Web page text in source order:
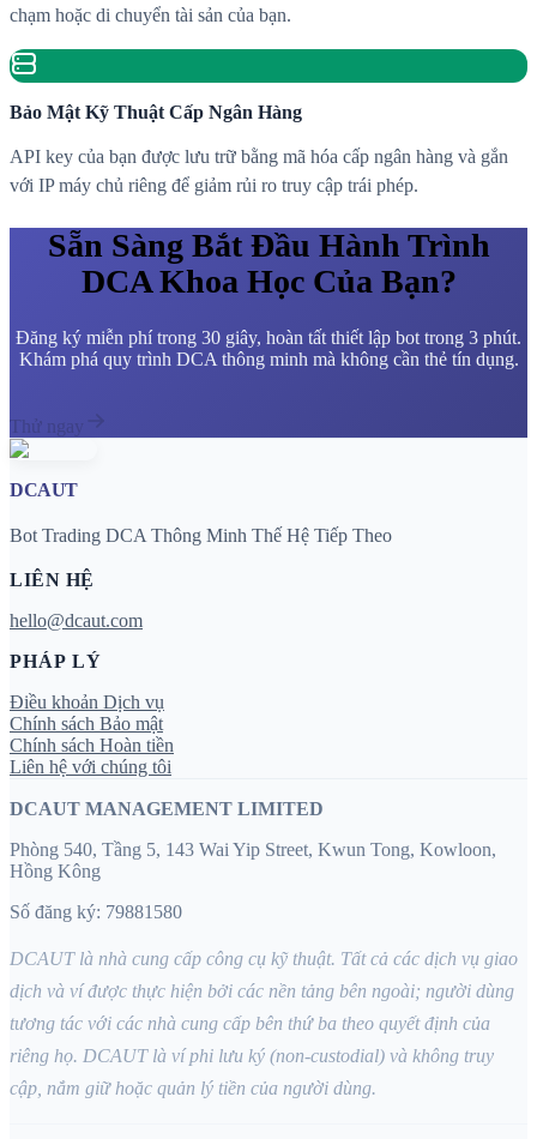
chạm hoặc di chuyển tài sản của bạn.
Bảo Mật Kỹ Thuật Cấp Ngân Hàng
API key của bạn được lưu trữ bằng mã hóa cấp ngân hàng và gắn
với IP máy chủ riêng để giảm rủi ro truy cập trái phép.
Sẵn Sàng Bắt Đầu Hành Trình
DCA Khoa Học Của Bạn?
Đăng ký miễn phí trong 30 giây, hoàn tất thiết lập bot trong 3 phút.
Khám phá quy trình DCA thông minh mà không cần thẻ tín dụng.
Thử ngay
DCAUT
Bot Trading DCA Thông Minh Thế Hệ Tiếp Theo
LIÊN HỆ
hello@dcaut.com
PHÁP LÝ
Điều khoản Dịch vụ
Chính sách Bảo mật
Chính sách Hoàn tiền
Liên hệ với chúng tôi
DCAUT MANAGEMENT LIMITED
Phòng 540, Tầng 5, 143 Wai Yip Street, Kwun Tong, Kowloon,
Hồng Kông
Số đăng ký: 79881580
DCAUT là nhà cung cấp công cụ kỹ thuật. Tất cả các dịch vụ giao
dịch và ví được thực hiện bởi các nền tảng bên ngoài; người dùng
tương tác với các nhà cung cấp bên thứ ba theo quyết định của
riêng họ. DCAUT là ví phi lưu ký (non-custodial) và không truy
cập, nắm giữ hoặc quản lý tiền của người dùng.